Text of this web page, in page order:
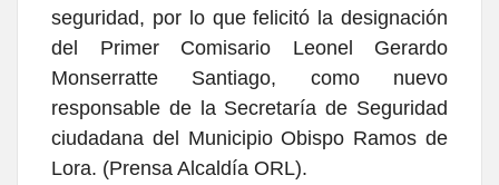
seguridad, por lo que felicitó la designación
del Primer Comisario Leonel Gerardo
Monserratte Santiago, como nuevo
responsable de la Secretaría de Seguridad
ciudadana del Municipio Obispo Ramos de
Lora. (Prensa Alcaldía ORL).